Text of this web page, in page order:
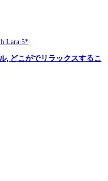
, どこがでリラックスするこ